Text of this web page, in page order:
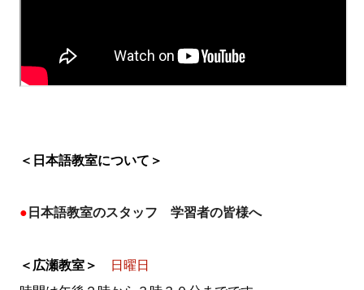
＜日本語教室について＞
● 日本語教室のスタッフ 学習者の皆様へ
＜広瀬教室＞
日曜日